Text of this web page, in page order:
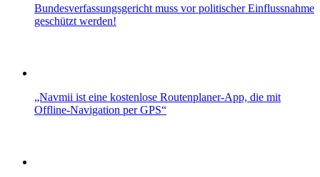
Bundesverfassungsgericht muss vor politischer Einflussnahme
geschützt werden!
„Navmii ist eine kostenlose Routenplaner-App, die mit
Offline-Navigation per GPS“